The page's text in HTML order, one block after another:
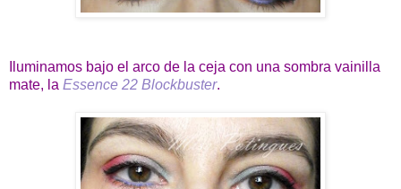
Iluminamos bajo el arco de la ceja con una sombra vainilla
mate, la Essence 22 Blockbuster.